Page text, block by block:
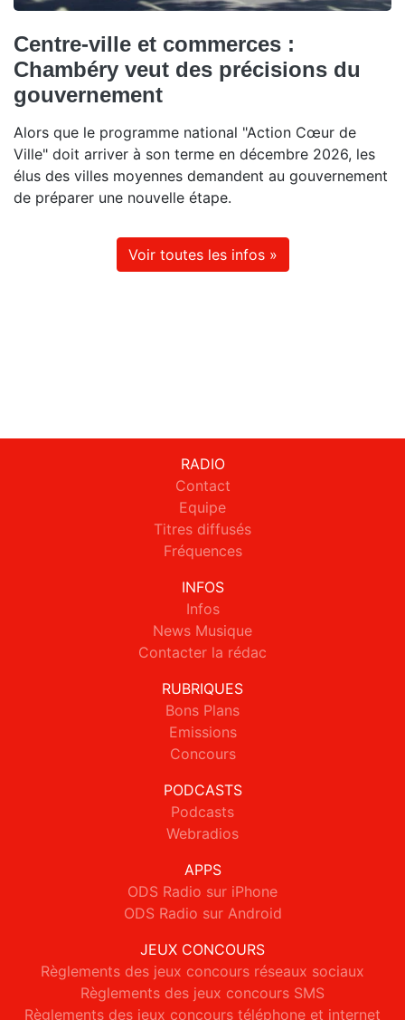
Centre-ville et commerces :
Chambéry veut des précisions du
gouvernement
Alors que le programme national "Action Cœur de
Ville" doit arriver à son terme en décembre 2026, les
élus des villes moyennes demandent au gouvernement
de préparer une nouvelle étape.
Voir toutes les infos »
RADIO
Contact
Equipe
Titres diffusés
Fréquences
INFOS
Infos
News Musique
Contacter la rédac
RUBRIQUES
Bons Plans
Emissions
Concours
PODCASTS
Podcasts
Webradios
APPS
ODS Radio sur iPhone
ODS Radio sur Android
JEUX CONCOURS
Règlements des jeux concours réseaux sociaux
Règlements des jeux concours SMS
Règlements des jeux concours téléphone et internet